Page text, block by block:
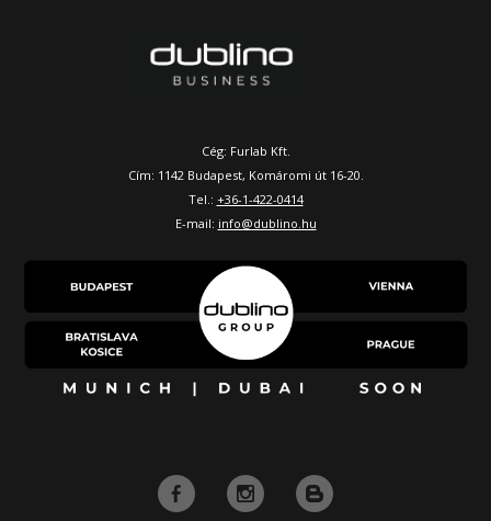
Cég: Furlab Kft.
Cím: 1142 Budapest, Komáromi út 16-20.
Tel.: +36-1-422-0414
E-mail: info@dublino.hu